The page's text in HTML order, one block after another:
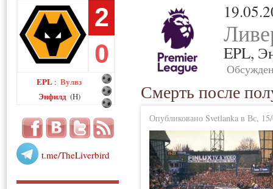
2
0
EPL : Вулвз
Энфилд (H)
t.me/TheLiverbird
EPL,
Смерть после
Опубликовано Svetlanka в Вс,